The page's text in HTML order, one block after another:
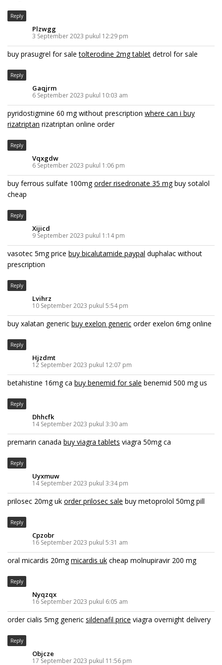
Reply
Plzwgg
3 September 2023 pukul 12:29 pm
buy prasugrel for saletolterodine 2mg tablet detrol for sale
Reply
Gaqjrm
6 September 2023 pukul 10:03 am
pyridostigmine 60 mg without prescription where can i buy
rizatriptan rizatriptan online order
Reply
Vqxgdw
6 September 2023 pukul 1:06 pm
buy ferrous sulfate 100mgorder risedronate 35 mgbuy sotalol
cheap
Reply
Xijicd
9 September 2023 pukul 1:14 pm
vasotec 5mg price buy bicalutamide paypal duphalac without
prescription
Reply
Lvihrz
10 September 2023 pukul 5:54 pm
buy xalatan generic buy exelon generic order exelon 6mg online
Reply
Hjzdmt
12 September 2023 pukul 12:07 pm
betahistine 16mg ca buy benemid for sale benemid 500 mg us
Reply
Dhhcfk
14 September 2023 pukul 3:30 am
premarin canada buy viagra tablets viagra 50mg ca
Reply
Uyxmuw
14 September 2023 pukul 3:34 pm
prilosec 20mg uk order prilosec sale buy metoprolol 50mg pill
Reply
Cpzobr
16 September 2023 pukul 5:31 am
oral micardis 20mgmicardis uk cheap molnupiravir 200 mg
Reply
Nyqzqx
16 September 2023 pukul 6:05 am
order cialis 5mg generic sildenafil price viagra overnight delivery
Reply
Objcze
17 September 2023 pukul 11:56 pm